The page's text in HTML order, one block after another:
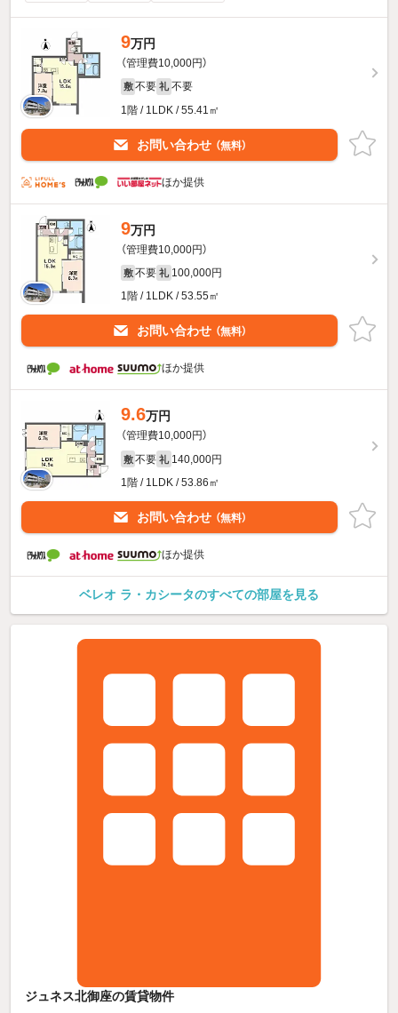
9万円
（管理費10,000円）
敷 不要 礼 不要
1階 / 1LDK / 55.41㎡
お問い合わせ （無料）
ほか提供
9万円
（管理費10,000円）
敷 不要 礼 100,000円
1階 / 1LDK / 53.55㎡
お問い合わせ （無料）
ほか提供
9.6万円
（管理費10,000円）
敷 不要 礼 140,000円
1階 / 1LDK / 53.86㎡
お問い合わせ （無料）
ほか提供
ベレオ ラ・カシータのすべての部屋を見る
ジュネス北御座の賃貸物件